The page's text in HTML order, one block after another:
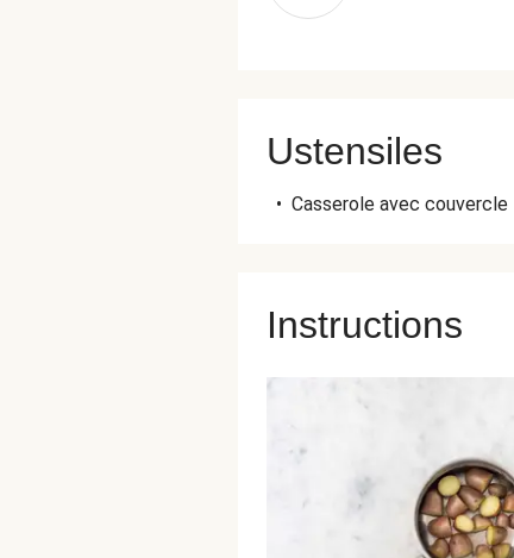
Ustensiles
• Casserole avec couvercle
Instructions